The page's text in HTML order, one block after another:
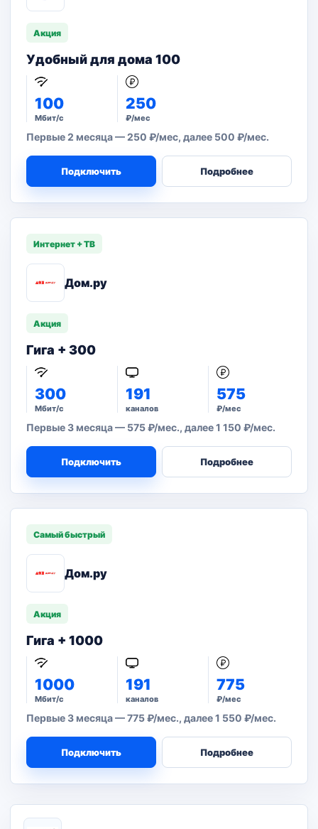
Акция
Удобный для дома 100
100
Мбит/с
250
₽/мес
Первые 2 месяца — 250 ₽/мес, далее 500 ₽/мес.
Подключить Подробнее
Интернет + ТВ
Дом.ру
Акция
Гига + 300
300
Мбит/с
191
каналов
575
₽/мес
Первые 3 месяца — 575 ₽/мес., далее 1 150 ₽/мес.
Подключить Подробнее
Самый быстрый
Дом.ру
Акция
Гига + 1000
1000
Мбит/с
191
каналов
775
₽/мес
Первые 3 месяца — 775 ₽/мес., далее 1 550 ₽/мес.
Подключить Подробнее